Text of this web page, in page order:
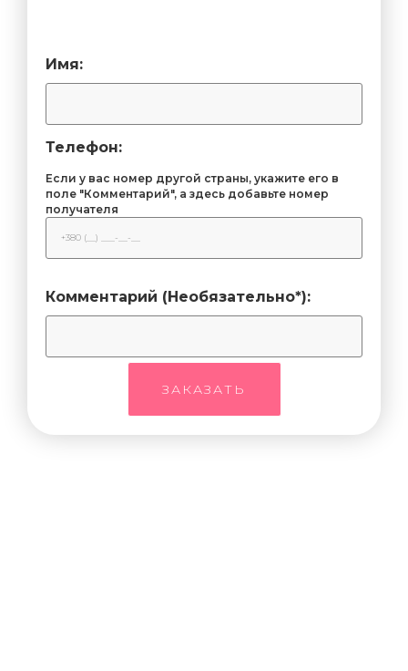
Имя:
Телефон:
Если у вас номер другой страны, укажите его в
поле "Комментарий", а здесь добавьте номер
получателя
Комментарий (Необязательно*):